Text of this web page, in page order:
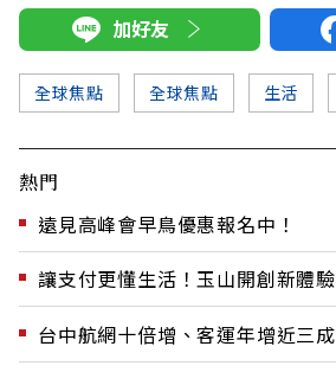
加好友
全球焦點 全球焦點 生活
熱門
遠見高峰會早鳥優惠報名中！
讓支付更懂生活！玉山開創新體驗
台中航網十倍增、客運年增近三成